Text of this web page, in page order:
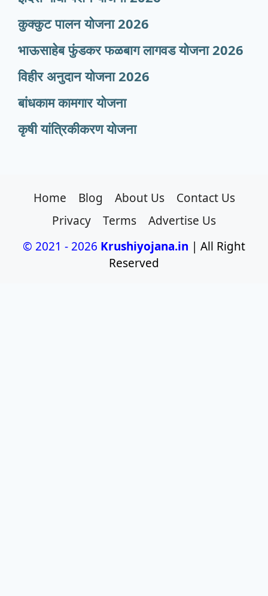
कुक्कुट पालन योजना 2026
भाऊसाहेब फुंडकर फळबाग लागवड योजना 2026
विहीर अनुदान योजना 2026
बांधकाम कामगार योजना
कृषी यांत्रिकीकरण योजना
Home Blog About Us
Contact Us
Privacy
Terms
Advertise Us
© 2021 - 2026 Krushiyojana.in | All Right
Reserved